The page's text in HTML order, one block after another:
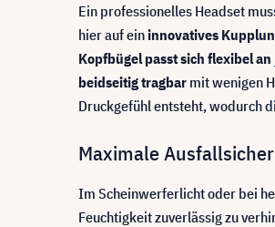
Ein professionelles Headset
hier auf eininnovatives
Kopfbügel passt sich flexibel an
beidseitig tragbar mit wenigen
Druckgefühl entsteht, wodurch
Maximale
Im Scheinwerferlicht oder bei
Feuchtigkeit zuverlässig zu